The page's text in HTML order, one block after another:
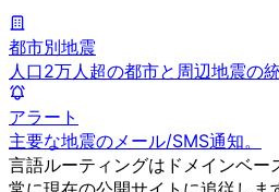
都市別地震
人口2万人超の都市と周辺地震の統
アラート
主要な地震のメール/SMS通知。
言語ルーティングはドメインベー